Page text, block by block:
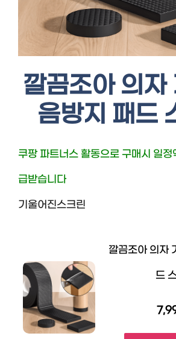
깔끔조아 의자
음방지 패드
쿠팡 파트너스 활동으로 구매시 일정
급받습니다
기울어진스크린
깔끔조아 의자
드